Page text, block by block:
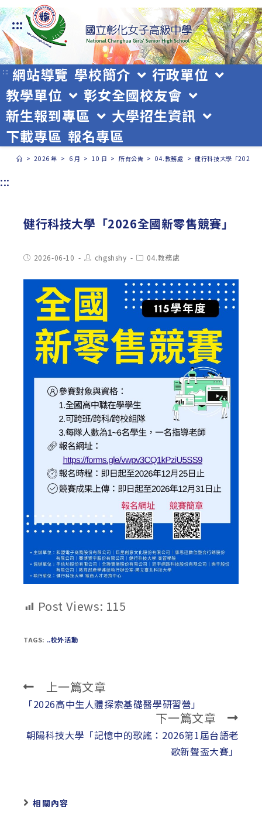
跳
轉
至
主
要
內
容
:::
::: 網站導覽 學校簡介
行政單位
教學單位
彰女全國校友會
新生報到專區
大學招生資訊
下載專區 報名專區
> 2026 年 > 6 月 > 10 日 > 所有公告 > 04.教務處 > 健行科技大學「2026全
:::
健行科技大學「2026全國新零售競賽」
Post2026-06-10
Post
author:
chgshshy
Post04.教務處
Post Views: 115
TAGS: ..校外活動
Read
more
上一篇文章
「2026高中生人體探索基礎醫學研習營」
下一篇文章
朝陽科技大學「記憶中的歌謠：2026第1屆台語老
歌新聲盃大賽」
相關內容